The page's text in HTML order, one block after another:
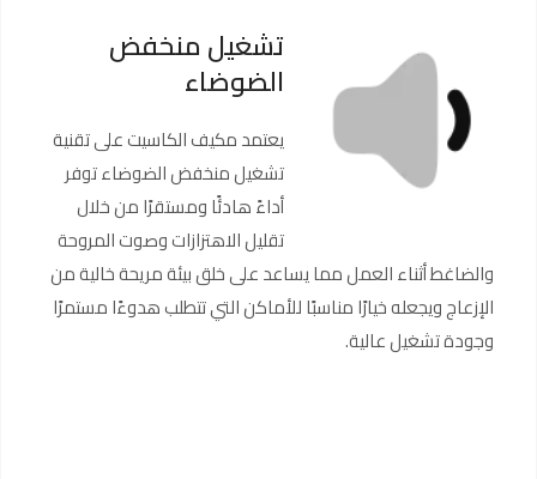
تشغيل منخفض
الضوضاء
يعتمد مكيف الكاسيت على تقنية
تشغيل منخفض الضوضاء توفر
أداءً هادئًا ومستقرًا من خلال
تقليل الاهتزازات وصوت المروحة
والضاغط أثناء العمل مما يساعد على خلق بيئة مريحة خالية من
الإزعاج ويجعله خيارًا مناسبًا للأماكن التي تتطلب هدوءًا مستمرًا
وجودة تشغيل عالية.